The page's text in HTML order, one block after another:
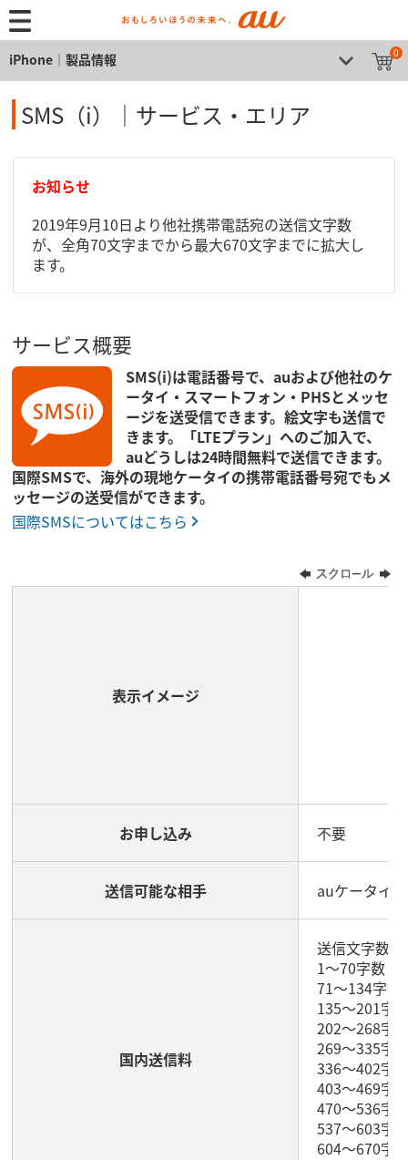
iPhone│製品情報 0
SMS（i）｜サービス・エリア
お知らせ
2019年9月10日より他社携帯電話宛の送信文字数
が、全角70文字までから最大670文字までに拡大し
ます。
サービス概要
SMS(i)は電話番号で、auおよび他社のケ
ータイ・スマートフォン・PHSとメッセ
ージを送受信できます。絵文字も送信で
きます。「LTEプラン」へのご加入で、
auどうしは24時間無料で送信できます。
国際SMSで、海外の現地ケータイの携帯電話番号宛でもメ
ッセージの送受信ができます。
国際SMSについてはこちら
表示イメージ
お申し込み 不要
送信可能な相手 auケータイ
国内送信料
送信文字数
1～70字数（
71～134字数
135～201字
202～268字
269～335字
336～402字
403～469字
470～536字
537～603字
604～670字